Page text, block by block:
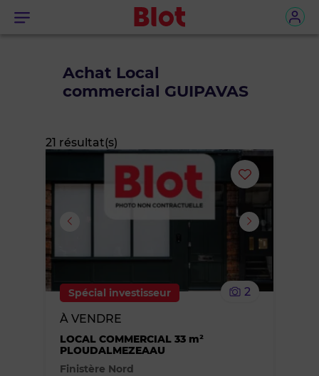
Menu
Achat Local
commercial GUIPAVAS
21 résultat(s)
Ajouter
ou
supprimer
Spécial investisseur
2
À VENDRE
LOCAL COMMERCIAL 33 m²
PLOUDALMEZEAAU
Finistère Nord